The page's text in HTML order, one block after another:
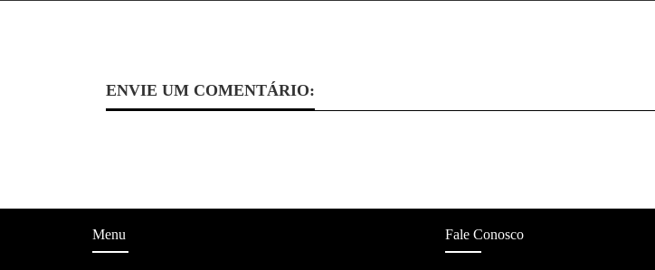
ENVIE UM COMENTÁRIO:
Menu Fale Conosco